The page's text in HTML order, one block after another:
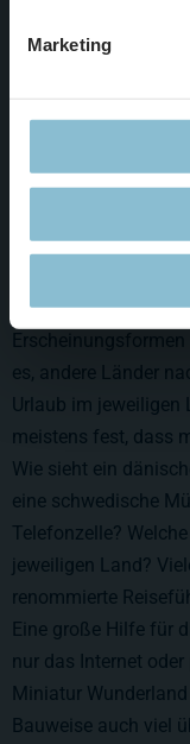
Marketing
Der Nachbau
es, andere Länder
Urlaub im jeweiligen
meistens fest, dass
Wie sieht ein
eine schwedische
Telefonzelle?
jeweiligen Land?
renommierte
Eine große Hilfe für
nur das Internet
Miniatur
Bauweise auch viel